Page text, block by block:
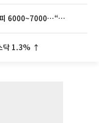
[주간증시전망] 다음주 코스피 6000~7000⋯“外人 수급은 정책이 변수”
닥 1.3% ↑